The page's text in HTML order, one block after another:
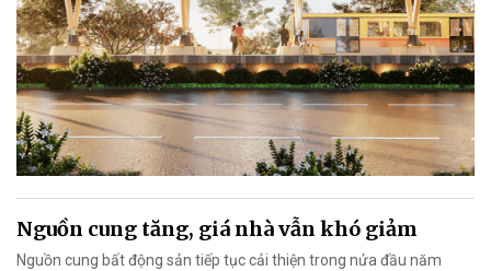
Nguồn cung tăng, giá nhà vẫn khó giảm
Nguồn cung bất động sản tiếp tục cải thiện trong nửa đầu năm